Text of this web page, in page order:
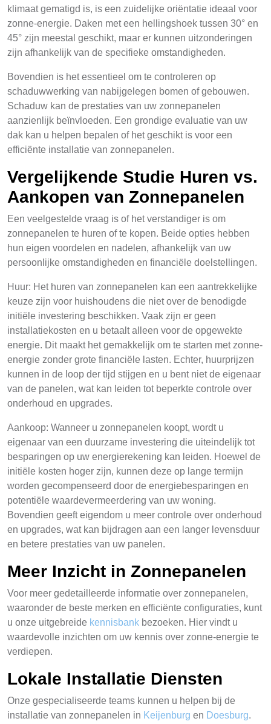
klimaat gematigd is, is een zuidelijke oriëntatie ideaal voor
zonne-energie. Daken met een hellingshoek tussen 30° en
45° zijn meestal geschikt, maar er kunnen uitzonderingen
zijn afhankelijk van de specifieke omstandigheden.
Bovendien is het essentieel om te controleren op
schaduwwerking van nabijgelegen bomen of gebouwen.
Schaduw kan de prestaties van uw zonnepanelen
aanzienlijk beïnvloeden. Een grondige evaluatie van uw
dak kan u helpen bepalen of het geschikt is voor een
efficiënte installatie van zonnepanelen.
Vergelijkende Studie Huren vs.
Aankopen van Zonnepanelen
Een veelgestelde vraag is of het verstandiger is om
zonnepanelen te huren of te kopen. Beide opties hebben
hun eigen voordelen en nadelen, afhankelijk van uw
persoonlijke omstandigheden en financiële doelstellingen.
Huur: Het huren van zonnepanelen kan een aantrekkelijke
keuze zijn voor huishoudens die niet over de benodigde
initiële investering beschikken. Vaak zijn er geen
installatiekosten en u betaalt alleen voor de opgewekte
energie. Dit maakt het gemakkelijk om te starten met zonne-
energie zonder grote financiële lasten. Echter, huurprijzen
kunnen in de loop der tijd stijgen en u bent niet de eigenaar
van de panelen, wat kan leiden tot beperkte controle over
onderhoud en upgrades.
Aankoop: Wanneer u zonnepanelen koopt, wordt u
eigenaar van een duurzame investering die uiteindelijk tot
besparingen op uw energierekening kan leiden. Hoewel de
initiële kosten hoger zijn, kunnen deze op lange termijn
worden gecompenseerd door de energiebesparingen en
potentiële waardevermeerdering van uw woning.
Bovendien geeft eigendom u meer controle over onderhoud
en upgrades, wat kan bijdragen aan een langer levensduur
en betere prestaties van uw panelen.
Meer Inzicht in Zonnepanelen
Voor meer gedetailleerde informatie over zonnepanelen,
waaronder de beste merken en efficiënte configuraties, kunt
u onze uitgebreide kennisbank bezoeken. Hier vindt u
waardevolle inzichten om uw kennis over zonne-energie te
verdiepen.
Lokale Installatie Diensten
Onze gespecialiseerde teams kunnen u helpen bij de
installatie van zonnepanelen in Keijenburg en Doesburg.